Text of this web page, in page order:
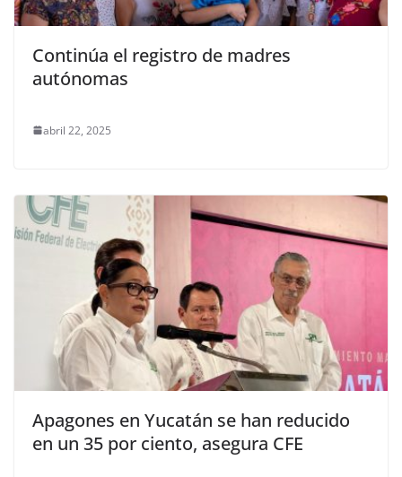
Continúa el registro de madres
autónomas
abril 22, 2025
Apagones en Yucatán se han reducido
en un 35 por ciento, asegura CFE